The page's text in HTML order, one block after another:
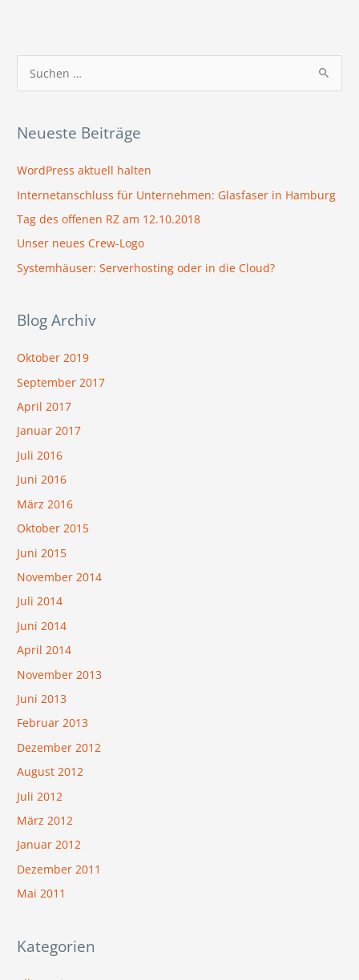
h
a
c
h
Neueste Beiträge
WordPress aktuell halten
Internetanschluss für Unternehmen: Glasfaser in Hamburg
Tag des offenen RZ am 12.10.2018
Unser neues Crew-Logo
Systemhäuser: Serverhosting oder in die Cloud?
Blog Archiv
Oktober 2019
September 2017
April 2017
Januar 2017
Juli 2016
Juni 2016
März 2016
Oktober 2015
Juni 2015
November 2014
Juli 2014
Juni 2014
April 2014
November 2013
Juni 2013
Februar 2013
Dezember 2012
August 2012
Juli 2012
März 2012
Januar 2012
Dezember 2011
Mai 2011
Kategorien